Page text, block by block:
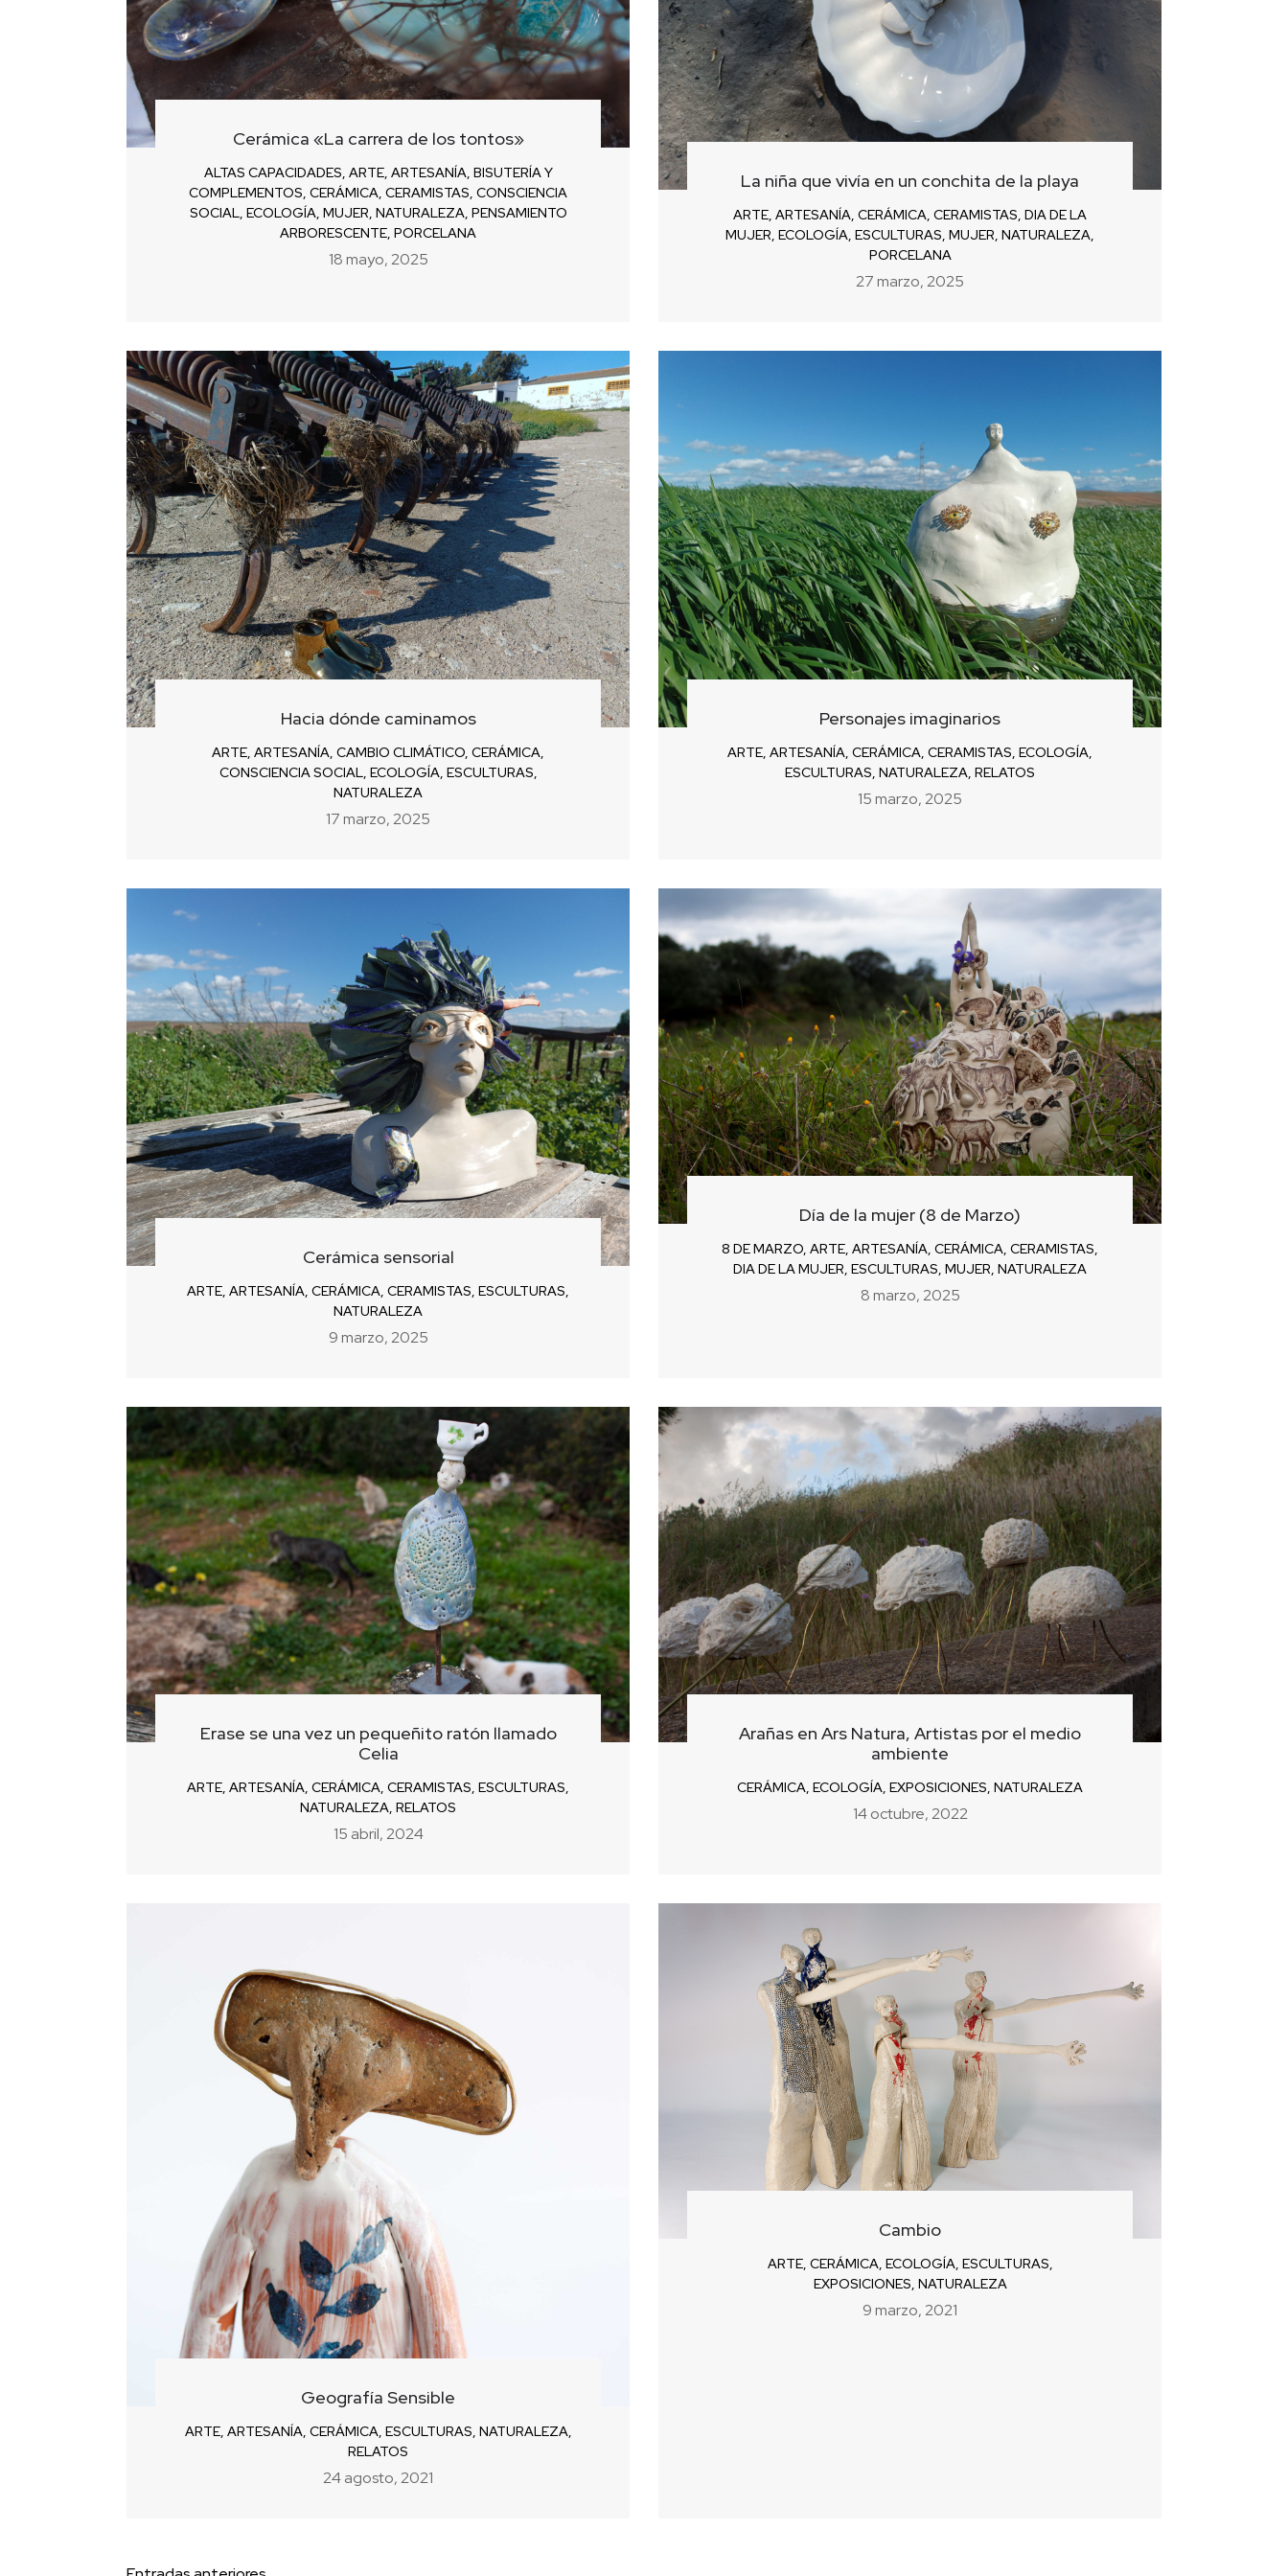
Cerámica «La carrera de los tontos»
ALTAS CAPACIDADES, ARTE, ARTESANÍA, BISUTERÍA Y
COMPLEMENTOS, CERÁMICA, CERAMISTAS, CONSCIENCIA
SOCIAL, ECOLOGÍA, MUJER, NATURALEZA, PENSAMIENTO
ARBORESCENTE, PORCELANA
18 mayo, 2025
La niña que vivía en un conchita de la playa
ARTE, ARTESANÍA, CERÁMICA, CERAMISTAS, DIA DE LA
MUJER, ECOLOGÍA, ESCULTURAS, MUJER, NATURALEZA,
PORCELANA
27 marzo, 2025
Hacia dónde caminamos
ARTE, ARTESANÍA, CAMBIO CLIMÁTICO, CERÁMICA,
CONSCIENCIA SOCIAL, ECOLOGÍA, ESCULTURAS,
NATURALEZA
17 marzo, 2025
Personajes imaginarios
ARTE, ARTESANÍA, CERÁMICA, CERAMISTAS, ECOLOGÍA,
ESCULTURAS, NATURALEZA, RELATOS
15 marzo, 2025
Cerámica sensorial
ARTE, ARTESANÍA, CERÁMICA, CERAMISTAS, ESCULTURAS,
NATURALEZA
9 marzo, 2025
Día de la mujer (8 de Marzo)
8 DE MARZO, ARTE, ARTESANÍA, CERÁMICA, CERAMISTAS,
DIA DE LA MUJER, ESCULTURAS, MUJER, NATURALEZA
8 marzo, 2025
Erase se una vez un pequeñito ratón llamado
Celia
ARTE, ARTESANÍA, CERÁMICA, CERAMISTAS, ESCULTURAS,
NATURALEZA, RELATOS
15 abril, 2024
Arañas en Ars Natura, Artistas por el medio
ambiente
CERÁMICA, ECOLOGÍA, EXPOSICIONES, NATURALEZA
14 octubre, 2022
Geografía Sensible
ARTE, ARTESANÍA, CERÁMICA, ESCULTURAS, NATURALEZA,
RELATOS
24 agosto, 2021
Cambio
ARTE, CERÁMICA, ECOLOGÍA, ESCULTURAS,
EXPOSICIONES, NATURALEZA
9 marzo, 2021